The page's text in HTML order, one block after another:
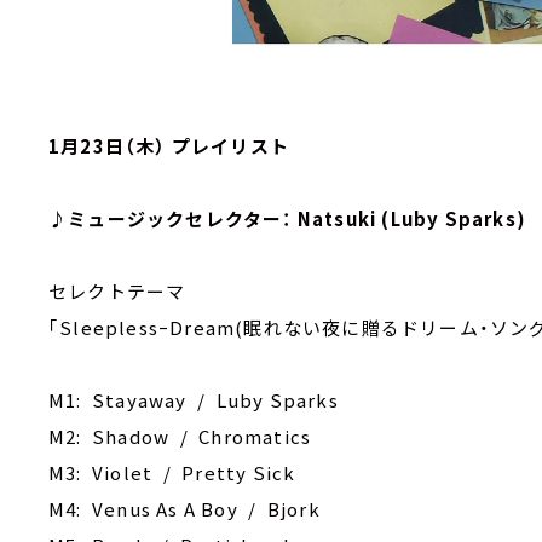
1月23日（木） プレイリスト
♪ミュージックセレクター： Natsuki (Luby Sparks)
セレクトテーマ
｢SleeplessｰDream(眠れない夜に贈るドリーム・ソン
M1: Stayaway / Luby Sparks
M2: Shadow / Chromatics
M3: Violet / Pretty Sick
M4: Venus As A Boy / Bjork